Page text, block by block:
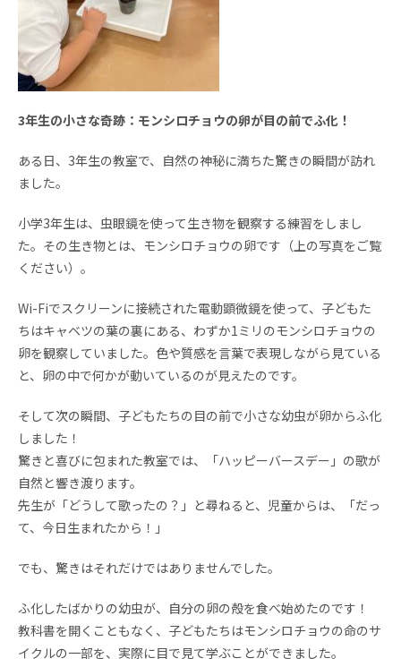
3年生の小さな奇跡：モンシロチョウの卵が目の前でふ化！
ある日、3年生の教室で、自然の神秘に満ちた驚きの瞬間が訪れ
ました。
小学3年生は、虫眼鏡を使って生き物を観察する練習をしまし
た。その生き物とは、モンシロチョウの卵です （上の写真をご覧
ください） 。
Wi-Fiでスクリーンに接続された電動顕微鏡を使って、子どもた
ちはキャベツの葉の裏にある、わずか1ミリのモンシロチョウの
卵を観察していました。色や質感を言葉で表現しながら見ている
と、卵の中で何かが動いているのが見えたのです。
そして次の瞬間、子どもたちの目の前で小さな幼虫が卵からふ化
しました！
驚きと喜びに包まれた教室では、「ハッピーバースデー」の歌が
自然と響き渡ります。
先生が「どうして歌ったの？」と尋ねると、児童からは、「だっ
て、今日生まれたから！」
でも、驚きはそれだけではありませんでした。
ふ化したばかりの幼虫が、自分の卵の殻を食べ始めたのです！
教科書を開くこともなく、子どもたちはモンシロチョウの命のサ
イクルの一部を、実際に目で見て学ぶことができました。